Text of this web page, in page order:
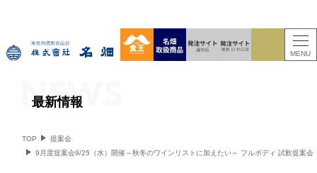
MENU
最新情報
TOP
提案会
9月度提案会9/25（水）開催～秋冬のワインリストに加えたい～ フルボディ 試飲提案会